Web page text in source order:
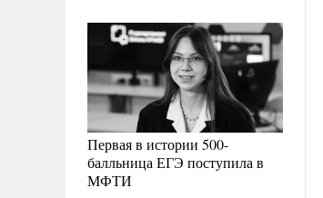
Первая в истории 500-
балльница ЕГЭ поступила в
МФТИ